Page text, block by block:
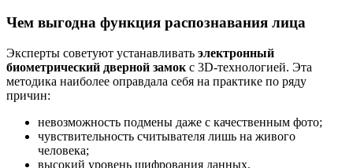
Чем выгодна функция распознавания лица
Эксперты советуют устанавливать электронный
биометрический дверной замок с 3D-технологией. Эта
методика наиболее оправдала себя на практике по ряду
причин:
невозможность подмены даже с качественным фото;
чувствительность считывателя лишь на живого
человека;
высокий уровень шифрования данных.